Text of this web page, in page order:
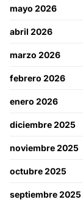
mayo 2026
abril 2026
marzo 2026
febrero 2026
enero 2026
diciembre 2025
noviembre 2025
octubre 2025
septiembre 2025